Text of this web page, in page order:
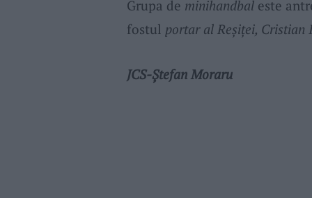
Grupa de minihandbaleste
fostul portar al Reșiței, Cristian
JCS-Ștefan Moraru